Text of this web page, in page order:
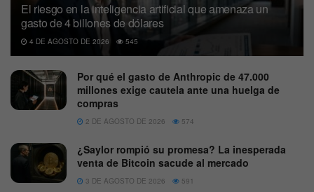
El riesgo en la inteligencia artificial que amenaza un
gasto de 4 billones de dólares
4 DE AGOSTO DE 2026 545
Por qué el gasto de Anthropic de 47.000
millones exige cautela ante una huelga de
compras
2 DE AGOSTO DE 2026 574
¿Saylor rompió su promesa? La inesperada
venta de Bitcoin sacude al mercado
3 DE AGOSTO DE 2026 591